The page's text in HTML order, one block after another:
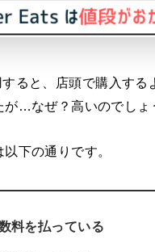
ると、店頭で購入する
が…なぜ？高いのでしょ
下の通りです。
料を払っている